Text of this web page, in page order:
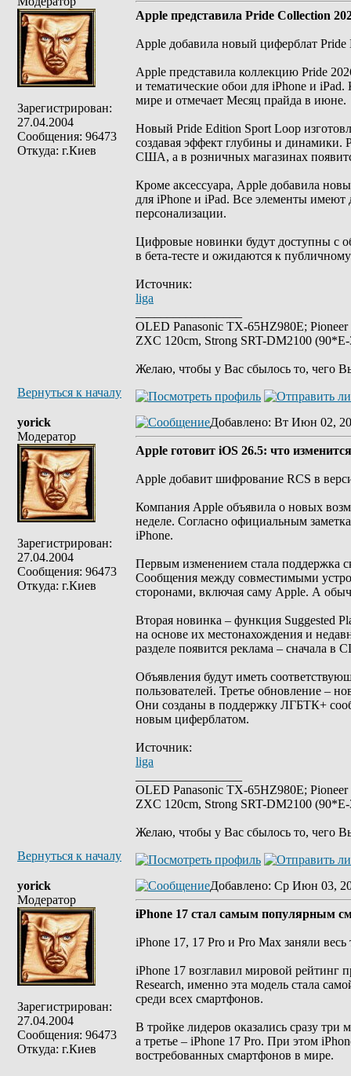
Зарегистрирован:
27.04.2004
Сообщения: 96473
Откуда: г.Киев
Apple представила Pride Collection
Apple добавила новый циферблат Pride
Apple представила коллекцию Pride
и тематические обои для iPhone и
мире и отмечает Месяц прайда в июне.
Новый Pride Edition Sport Loop
создавая эффект глубины и динамики.
США, а в розничных магазинах
Кроме аксессуара, Apple добавила
для iPhone и iPad. Все элементы
персонализации.
Цифровые новинки будут доступны с
в бета-тесте и ожидаются к
Источник:
liga
OLED Panasonic TX-65HZ980E;
ZXC 120cm, Strong SRT-DM2100
Желаю, чтобы у Вас сбылось то, чего
Вернуться к началу
yorick
Модератор
Зарегистрирован:
27.04.2004
Сообщения: 96473
Откуда: г.Киев
Добавлено: Вт Июн 02,
Apple готовит iOS 26.5: что
Apple добавит шифрование RCS в
Компания Apple объявила о новых
неделе. Согласно официальным
iPhone.
Первым изменением стала поддержка
Сообщения между совместимыми
сторонами, включая саму Apple. А
Вторая новинка – функция Suggested
на основе их местонахождения и
разделе появится реклама – сначала
Объявления будут иметь
пользователей. Третье обновление –
Они созданы в поддержку ЛГБТК+
новым циферблатом.
Источник:
liga
OLED Panasonic TX-65HZ980E;
ZXC 120cm, Strong SRT-DM2100
Желаю, чтобы у Вас сбылось то, чего
Вернуться к началу
yorick
Модератор
Зарегистрирован:
27.04.2004
Сообщения: 96473
Откуда: г.Киев
Добавлено: Ср Июн 03,
iPhone 17 стал самым популярным
iPhone 17, 17 Pro и Pro Max заняли
iPhone 17 возглавил мировой рейтинг
Research, именно эта модель стала
среди всех смартфонов.
В тройке лидеров оказались сразу три
а третье – iPhone 17 Pro. При этом
востребованных смартфонов в мире.